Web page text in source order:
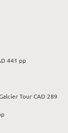
441 pp
Tour CAD 289